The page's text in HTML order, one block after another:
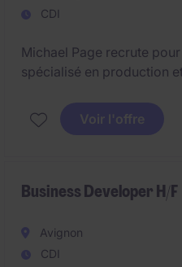
CDI
Michael Page recrute
spécialisé en production
confirmé(e) afin de gérer
portefeuille de clients
Voir l'offre
Business Developer H/F
Avignon
CDI